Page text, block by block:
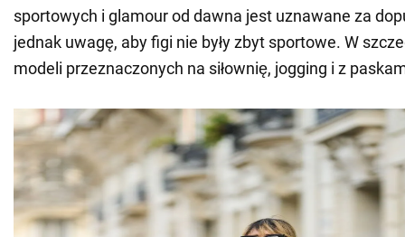
sportowych i glamour od dawna jest uznawane za
jednak uwagę, aby figi nie były zbyt sportowe. W
modeli przeznaczonych na siłownię, jogging i z